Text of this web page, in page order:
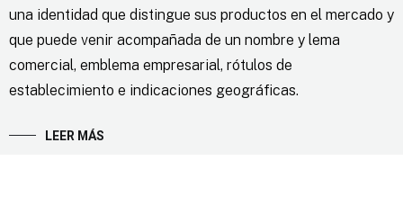
una identidad que distingue sus productos en el mercado y
que puede venir acompañada de un nombre y lema
comercial, emblema empresarial, rótulos de
establecimiento e indicaciones geográficas.
LEER MÁS